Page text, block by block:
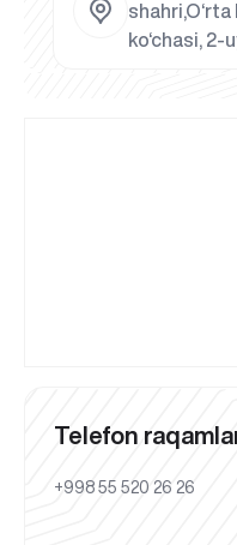
shahri,O‘rta
ko‘chasi, 2-
Telefon
+998 55 520 26 26